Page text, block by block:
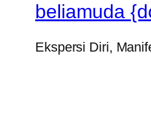
beliamuda
Ekspersi Diri,